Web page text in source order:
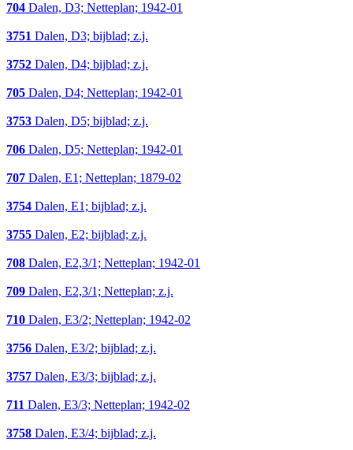
704 Dalen, D3; Netteplan; 1942-01
3751 Dalen, D3; bijblad; z.j.
3752 Dalen, D4; bijblad; z.j.
705 Dalen, D4; Netteplan; 1942-01
3753 Dalen, D5; bijblad; z.j.
706 Dalen, D5; Netteplan; 1942-01
707 Dalen, E1; Netteplan; 1879-02
3754 Dalen, E1; bijblad; z.j.
3755 Dalen, E2; bijblad; z.j.
708 Dalen, E2,3/1; Netteplan; 1942-01
709 Dalen, E2,3/1; Netteplan; z.j.
710 Dalen, E3/2; Netteplan; 1942-02
3756 Dalen, E3/2; bijblad; z.j.
3757 Dalen, E3/3; bijblad; z.j.
711 Dalen, E3/3; Netteplan; 1942-02
3758 Dalen, E3/4; bijblad; z.j.